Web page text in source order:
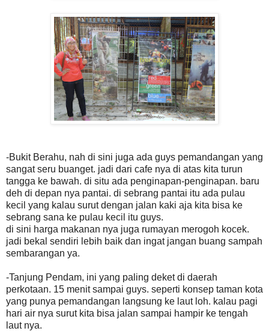
-Bukit Berahu, nah di sini juga ada guys pemandangan yang
sangat seru buanget. jadi dari cafe nya di atas kita turun
tangga ke bawah. di situ ada penginapan-penginapan. baru
deh di depan nya pantai. di sebrang pantai itu ada pulau
kecil yang kalau surut dengan jalan kaki aja kita bisa ke
sebrang sana ke pulau kecil itu guys.
di sini harga makanan nya juga rumayan merogoh kocek.
jadi bekal sendiri lebih baik dan ingat jangan buang sampah
sembarangan ya.
-Tanjung Pendam, ini yang paling deket di daerah
perkotaan. 15 menit sampai guys. seperti konsep taman kota
yang punya pemandangan langsung ke laut loh. kalau pagi
hari air nya surut kita bisa jalan sampai hampir ke tengah
laut nya.